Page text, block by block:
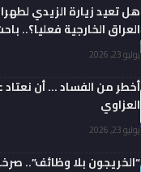
هل تعيد زيارة الزيدي
العراق الخارجية فعليا؟..
يوليو 23, 2026
أخطر من الفساد … أن نعتاد
العزاوي
يوليو 23, 2026
“الخريجون بلا وظائف”..